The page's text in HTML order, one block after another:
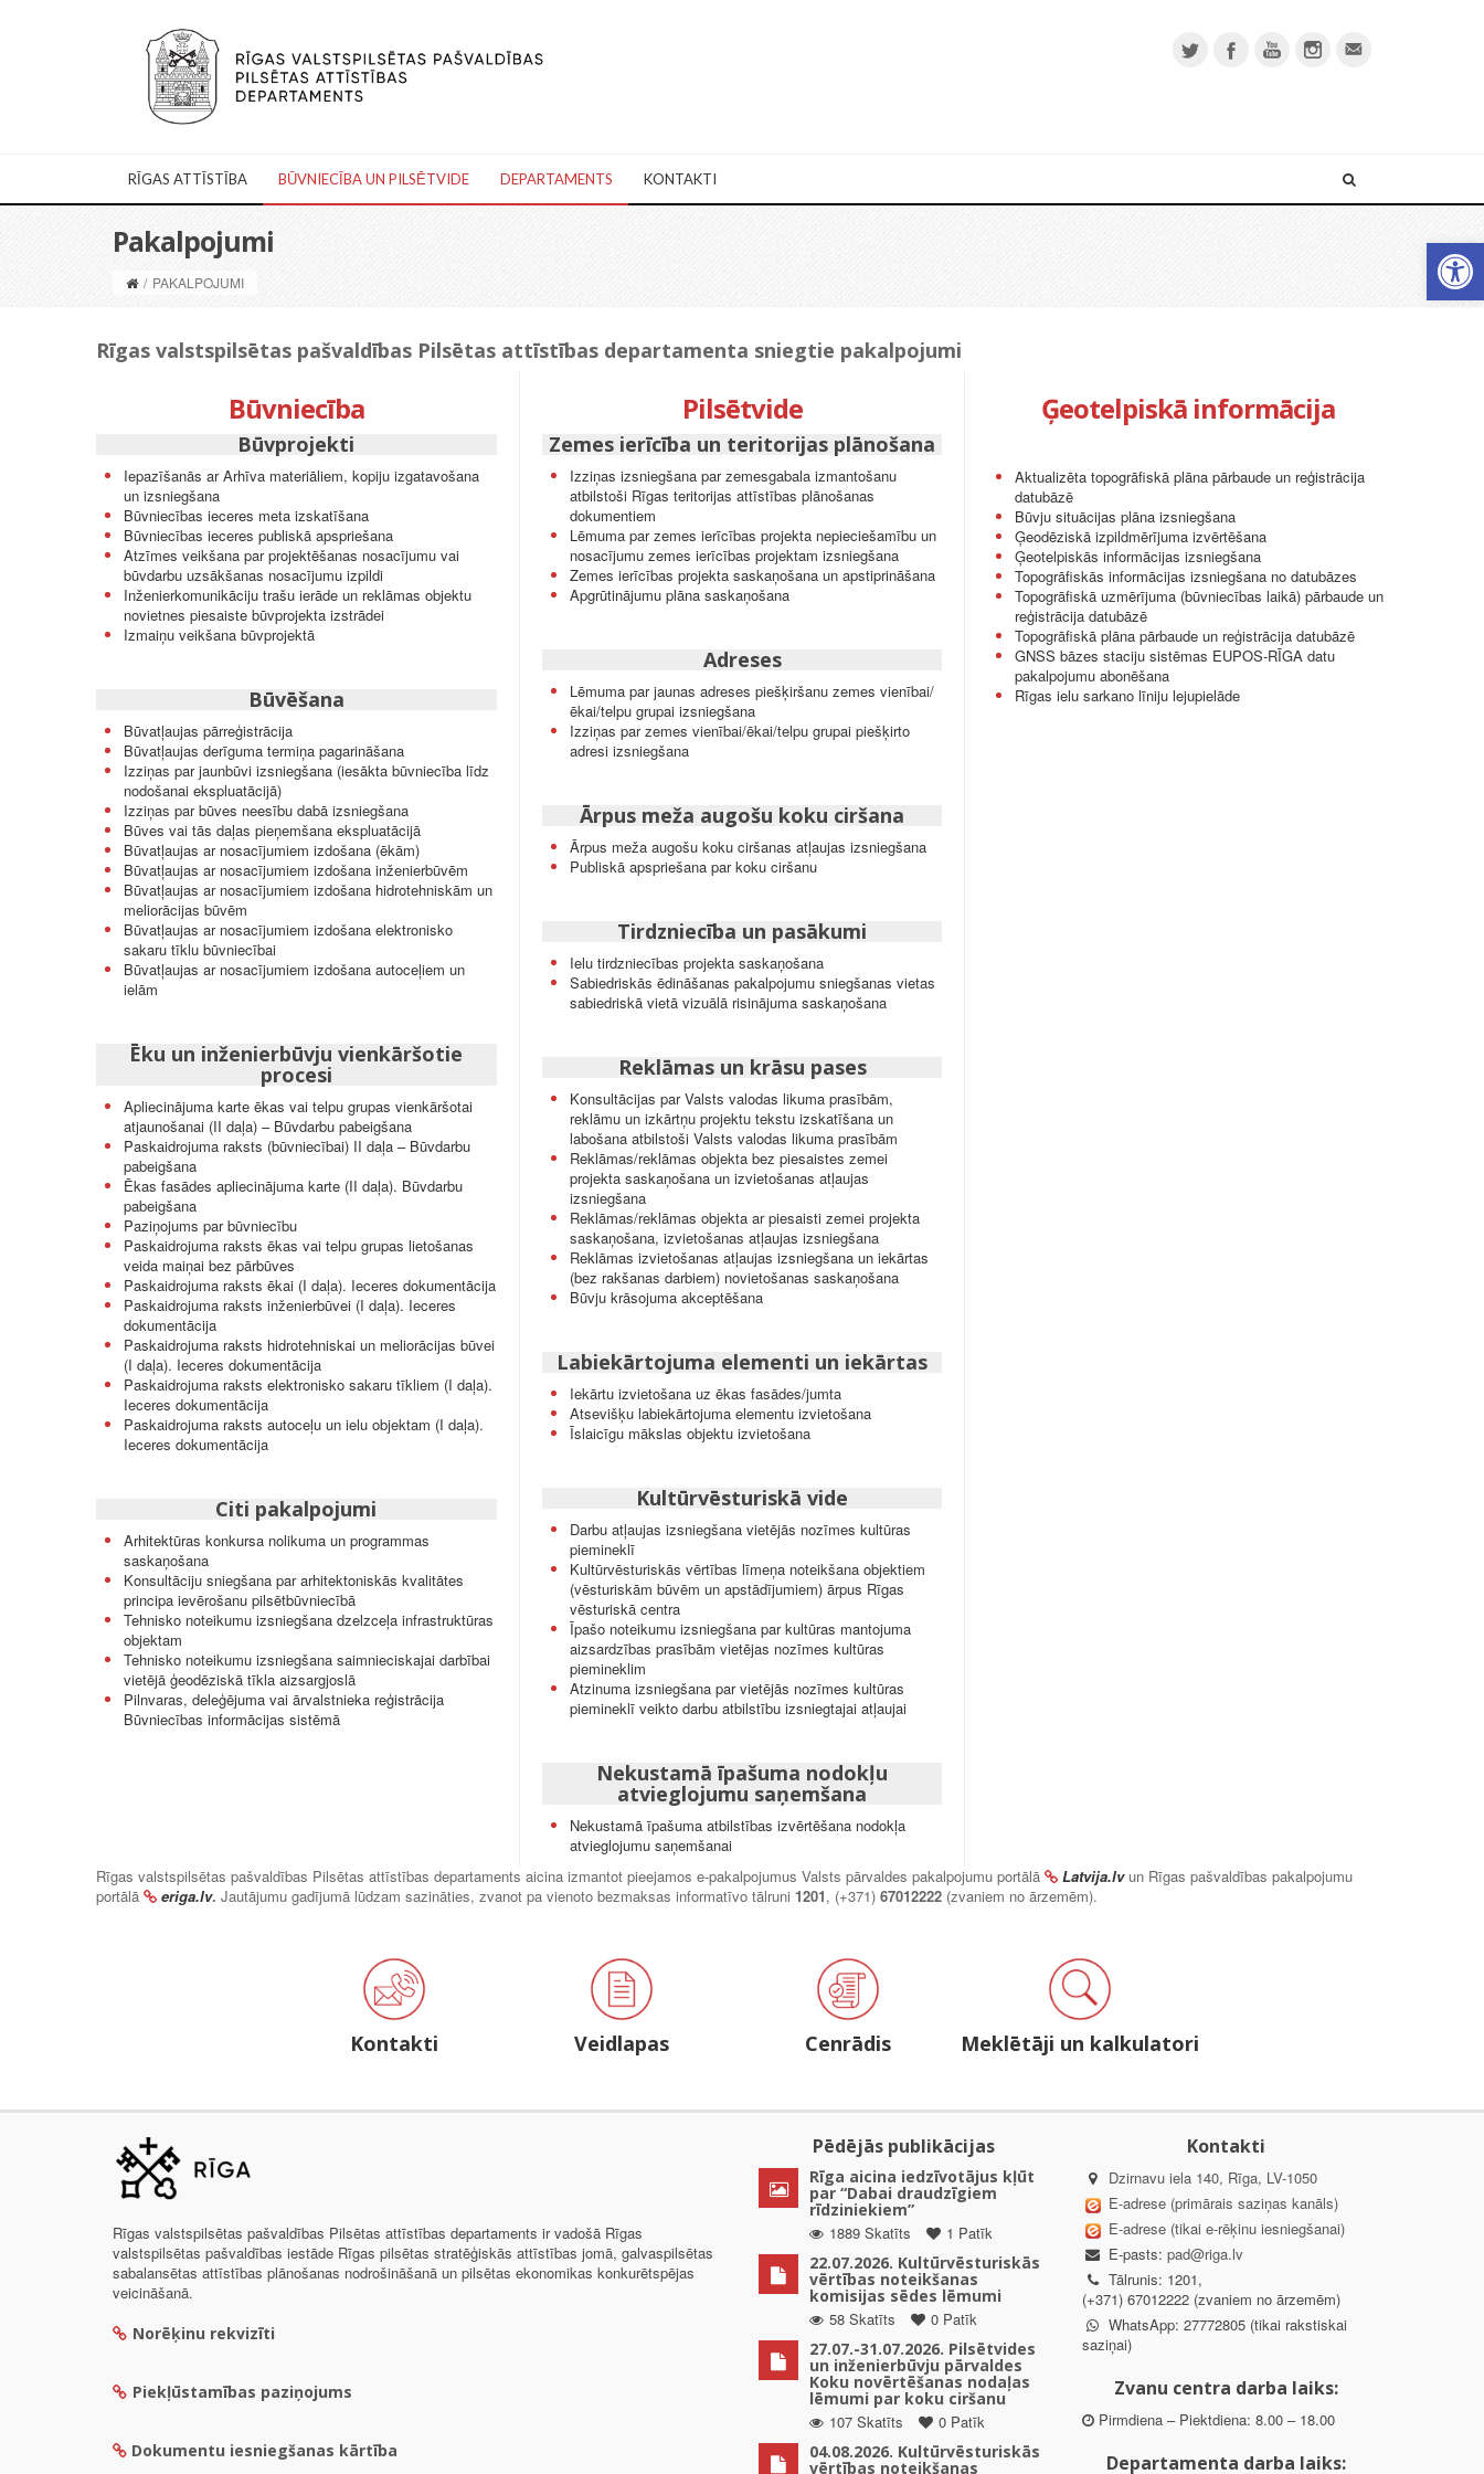
RĪGAS ATTĪSTĪBA BŪVNIECĪBA UN PILSĒTVIDE DEPARTAMENTS KONTAKTI
Pakalpojumi
/ PAKALPOJUMI
Rīgas valstspilsētas pašvaldības Pilsētas attīstības departamenta sniegtie pakalpojumi
Būvniecība
Būvprojekti
Iepazīšanās ar Arhīva materiāliem, kopiju izgatavošana
un izsniegšana
Būvniecības ieceres meta izskatīšana
Būvniecības ieceres publiskā apspriešana
Atzīmes veikšana par projektēšanas nosacījumu vai
būvdarbu uzsākšanas nosacījumu izpildi
Inženierkomunikāciju trašu ierāde un reklāmas objektu
novietnes piesaiste būvprojekta izstrādei
Izmaiņu veikšana būvprojektā
Būvēšana
Būvatļaujas pārreģistrācija
Būvatļaujas derīguma termiņa pagarināšana
Izziņas par jaunbūvi izsniegšana (iesākta būvniecība līdz
nodošanai ekspluatācijā)
Izziņas par būves neesību dabā izsniegšana
Būves vai tās daļas pieņemšana ekspluatācijā
Būvatļaujas ar nosacījumiem izdošana (ēkām)
Būvatļaujas ar nosacījumiem izdošana inženierbūvēm
Būvatļaujas ar nosacījumiem izdošana hidrotehniskām un
meliorācijas būvēm
Būvatļaujas ar nosacījumiem izdošana elektronisko
sakaru tīklu būvniecībai
Būvatļaujas ar nosacījumiem izdošana autoceļiem un
ielām
Ēku un inženierbūvju vienkāršotie
procesi
Apliecinājuma karte ēkas vai telpu grupas vienkāršotai
atjaunošanai (II daļa) – Būvdarbu pabeigšana
Paskaidrojuma raksts (būvniecībai) II daļa – Būvdarbu
pabeigšana
Ēkas fasādes apliecinājuma karte (II daļa). Būvdarbu
pabeigšana
Paziņojums par būvniecību
Paskaidrojuma raksts ēkas vai telpu grupas lietošanas
veida maiņai bez pārbūves
Paskaidrojuma raksts ēkai (I daļa). Ieceres dokumentācija
Paskaidrojuma raksts inženierbūvei (I daļa). Ieceres
dokumentācija
Paskaidrojuma raksts hidrotehniskai un meliorācijas būvei
(I daļa). Ieceres dokumentācija
Paskaidrojuma raksts elektronisko sakaru tīkliem (I daļa).
Ieceres dokumentācija
Paskaidrojuma raksts autoceļu un ielu objektam (I daļa).
Ieceres dokumentācija
Citi pakalpojumi
Arhitektūras konkursa nolikuma un programmas
saskaņošana
Konsultāciju sniegšana par arhitektoniskās kvalitātes
principa ievērošanu pilsētbūvniecībā
Tehnisko noteikumu izsniegšana dzelzceļa infrastruktūras
objektam
Tehnisko noteikumu izsniegšana saimnieciskajai darbībai
vietējā ģeodēziskā tīkla aizsargjoslā
Pilnvaras, deleģējuma vai ārvalstnieka reģistrācija
Būvniecības informācijas sistēmā
Pilsētvide
Zemes ierīcība un teritorijas plānošana
Izziņas izsniegšana par zemesgabala izmantošanu
atbilstoši Rīgas teritorijas attīstības plānošanas
dokumentiem
Lēmuma par zemes ierīcības projekta nepieciešamību un
nosacījumu zemes ierīcības projektam izsniegšana
Zemes ierīcības projekta saskaņošana un apstiprināšana
Apgrūtinājumu plāna saskaņošana
Adreses
Lēmuma par jaunas adreses piešķiršanu zemes vienībai/
ēkai/telpu grupai izsniegšana
Izziņas par zemes vienībai/ēkai/telpu grupai piešķirto
adresi izsniegšana
Ārpus meža augošu koku ciršana
Ārpus meža augošu koku ciršanas atļaujas izsniegšana
Publiskā apspriešana par koku ciršanu
Tirdzniecība un pasākumi
Ielu tirdzniecības projekta saskaņošana
Sabiedriskās ēdināšanas pakalpojumu sniegšanas vietas
sabiedriskā vietā vizuālā risinājuma saskaņošana
Reklāmas un krāsu pases
Konsultācijas par Valsts valodas likuma prasībām,
reklāmu un izkārtņu projektu tekstu izskatīšana un
labošana atbilstoši Valsts valodas likuma prasībām
Reklāmas/reklāmas objekta bez piesaistes zemei
projekta saskaņošana un izvietošanas atļaujas
izsniegšana
Reklāmas/reklāmas objekta ar piesaisti zemei projekta
saskaņošana, izvietošanas atļaujas izsniegšana
Reklāmas izvietošanas atļaujas izsniegšana un iekārtas
(bez rakšanas darbiem) novietošanas saskaņošana
Būvju krāsojuma akceptēšana
Labiekārtojuma elementi un iekārtas
Iekārtu izvietošana uz ēkas fasādes/jumta
Atsevišķu labiekārtojuma elementu izvietošana
Īslaicīgu mākslas objektu izvietošana
Kultūrvēsturiskā vide
Darbu atļaujas izsniegšana vietējās nozīmes kultūras
piemineklī
Kultūrvēsturiskās vērtības līmeņa noteikšana objektiem
(vēsturiskām būvēm un apstādījumiem) ārpus Rīgas
vēsturiskā centra
Īpašo noteikumu izsniegšana par kultūras mantojuma
aizsardzības prasībām vietējas nozīmes kultūras
piemineklim
Atzinuma izsniegšana par vietējās nozīmes kultūras
piemineklī veikto darbu atbilstību izsniegtajai atļaujai
Nekustamā īpašuma nodokļu
atvieglojumu saņemšana
Nekustamā īpašuma atbilstības izvērtēšana nodokļa
atvieglojumu saņemšanai
Ģeotelpiskā informācija
Aktualizēta topogrāfiskā plāna pārbaude un reģistrācija
datubāzē
Būvju situācijas plāna izsniegšana
Ģeodēziskā izpildmērījuma izvērtēšana
Ģeotelpiskās informācijas izsniegšana
Topogrāfiskās informācijas izsniegšana no datubāzes
Topogrāfiskā uzmērījuma (būvniecības laikā) pārbaude un
reģistrācija datubāzē
Topogrāfiskā plāna pārbaude un reģistrācija datubāzē
GNSS bāzes staciju sistēmas EUPOS-RĪGA datu
pakalpojumu abonēšana
Rīgas ielu sarkano līniju lejupielāde
Rīgas valstspilsētas pašvaldības Pilsētas attīstības departaments aicina izmantot pieejamos e-pakalpojumus Valsts pārvaldes pakalpojumu portālā Latvija.lvun Rīgas pašvaldības pakalpojumu
portālā
eriga.lv. Jautājumu gadījumā lūdzam sazināties, zvanot pa vienoto bezmaksas informatīvo tālruni 1201, (+371) 67012222 (zvaniem no ārzemēm).
Kontakti Veidlapas Cenrādis Meklētāji un kalkulatori
Rīgas valstspilsētas pašvaldības Pilsētas attīstības departaments ir vadošā Rīgas
valstspilsētas pašvaldības iestāde Rīgas pilsētas stratēģiskās attīstības jomā, galvaspilsētas
sabalansētas attīstības plānošanas nodrošināšanā un pilsētas ekonomikas konkurētspējas
veicināšanā.
Norēķinu rekvizīti
Piekļūstamības paziņojums
Dokumentu iesniegšanas kārtība
Pēdējās publikācijas
Rīga aicina iedzīvotājus kļūt
par “Dabai draudzīgiem
rīdziniekiem”
1889 Skatīts
1 Patīk
22.07.2026. Kultūrvēsturiskās
vērtības noteikšanas
komisijas sēdes lēmumi
58 Skatīts
0 Patīk
27.07.-31.07.2026. Pilsētvides
un inženierbūvju pārvaldes
Koku novērtēšanas nodaļas
lēmumi par koku ciršanu
107 Skatīts
0 Patīk
04.08.2026. Kultūrvēsturiskās
vērtības noteikšanas
Kontakti
Dzirnavu iela 140, Rīga, LV-1050
E-adrese (primārais saziņas kanāls)
E-adrese (tikai e-rēķinu iesniegšanai)
E-pasts: pad@riga.lv
Tālrunis: 1201,
(+371) 67012222 (zvaniem no ārzemēm)
WhatsApp: 27772805 (tikai rakstiskai
saziņai)
Zvanu centra darba laiks:
Pirmdiena – Piektdiena: 8.00 – 18.00
Departamenta darba laiks: